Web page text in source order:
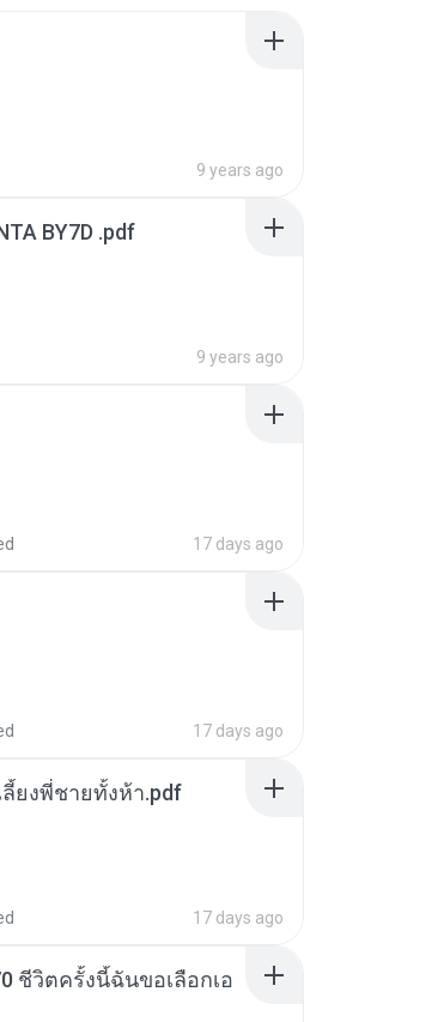
9 years ago
BY7D .pdf
9 years ago
17 days ago
17 days ago
ยงพี่ชายทั้งห้า.pdf
17 days ago
ชีวิตครั้งนี้ฉันขอเลือกเอ